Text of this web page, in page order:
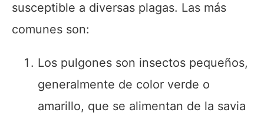
susceptible a diversas plagas. Las más
comunes son:
Los pulgones son insectos pequeños,
generalmente de color verde o
amarillo, que se alimentan de la savia